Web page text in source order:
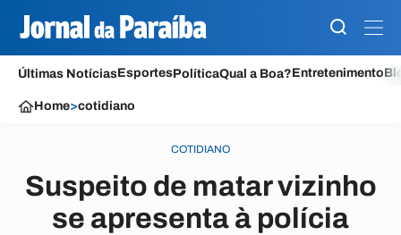
Últimas NotíciasEsportesPolíticaQual a Boa?Entretenimento
Home>cotidiano
COTIDIANO
Suspeito de matar vizinho
se apresenta à polícia